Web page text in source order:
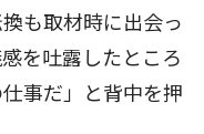
も取材時に出会っ
を吐露したところ
事だ」と背中を押